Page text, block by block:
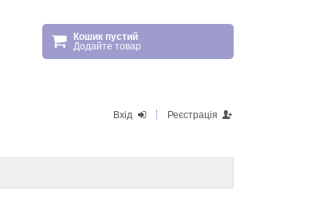
Кошик пустий
Додайте товар
Вхід Реєстрація